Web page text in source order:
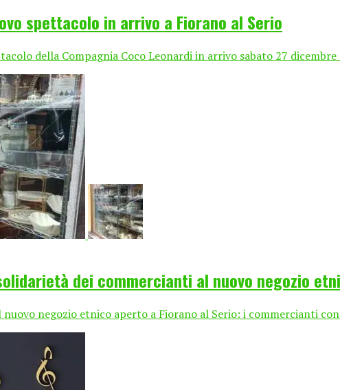
spettacolo in arrivo a Fiorano al Serio
della Compagnia Coco Leonardi in arrivo sabato 27 dicembre
dei commercianti al nuovo negozio
negozio etnico aperto a Fiorano al Serio: i commercianti